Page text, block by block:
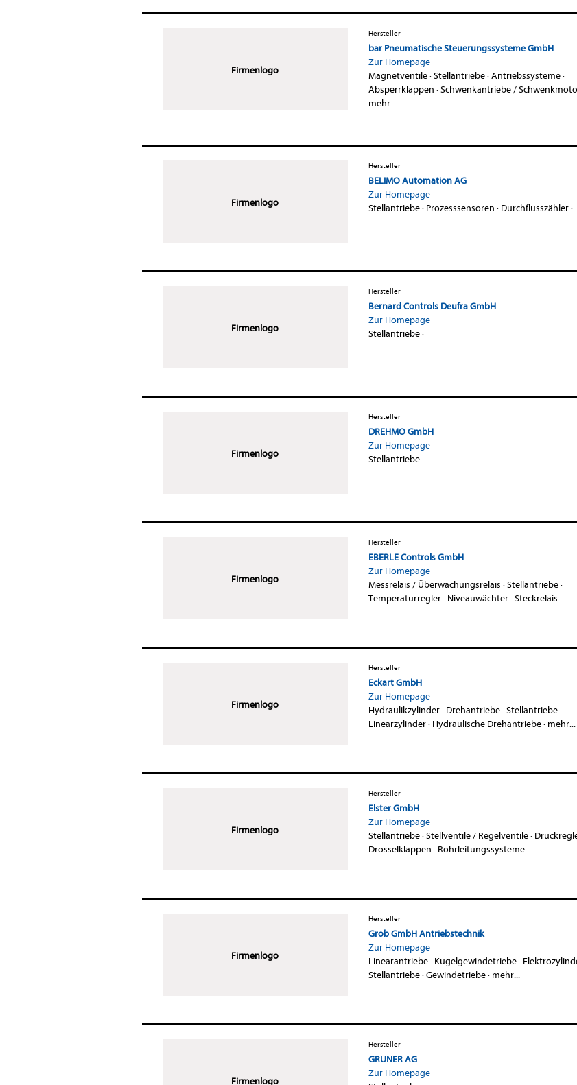
Firmenlogo
Hersteller
bar Pneumatische Steuerungssysteme GmbH
Zur Homepage
Magnetventile·Stellantriebe·Antriebssysteme·
Absperrklappen ·Schwenkantriebe /
mehr...
Firmenlogo
Hersteller
BELIMO Automation AG
Zur Homepage
Stellantriebe· Prozesssensoren · Durchflusszähler·
Firmenlogo
Hersteller
Bernard Controls Deufra GmbH
Zur Homepage
Stellantriebe·
Firmenlogo
Hersteller
DREHMO GmbH
Zur Homepage
Stellantriebe·
Firmenlogo
Hersteller
EBERLE Controls GmbH
Zur Homepage
Messrelais / Überwachungsrelais ·Stellantriebe·
Temperaturregler· Niveauwächter·Steckrelais ·
Firmenlogo
Hersteller
Eckart GmbH
Zur Homepage
Hydraulikzylinder· Drehantriebe·Stellantriebe·
Linearzylinder· Hydraulische Drehantriebe· mehr...
Firmenlogo
Hersteller
Elster GmbH
Zur Homepage
Stellantriebe·Stellventile / Regelventile·
Drosselklappen · Rohrleitungssysteme·
Firmenlogo
Hersteller
Grob GmbH Antriebstechnik
Zur Homepage
Linearantriebe· Kugelgewindetriebe·
Stellantriebe·Gewindetriebe· mehr...
Firmenlogo
Hersteller
GRUNER AG
Zur Homepage